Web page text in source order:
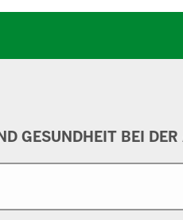
GESUNDHEIT BEI DER